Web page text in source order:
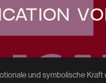
und symbolische